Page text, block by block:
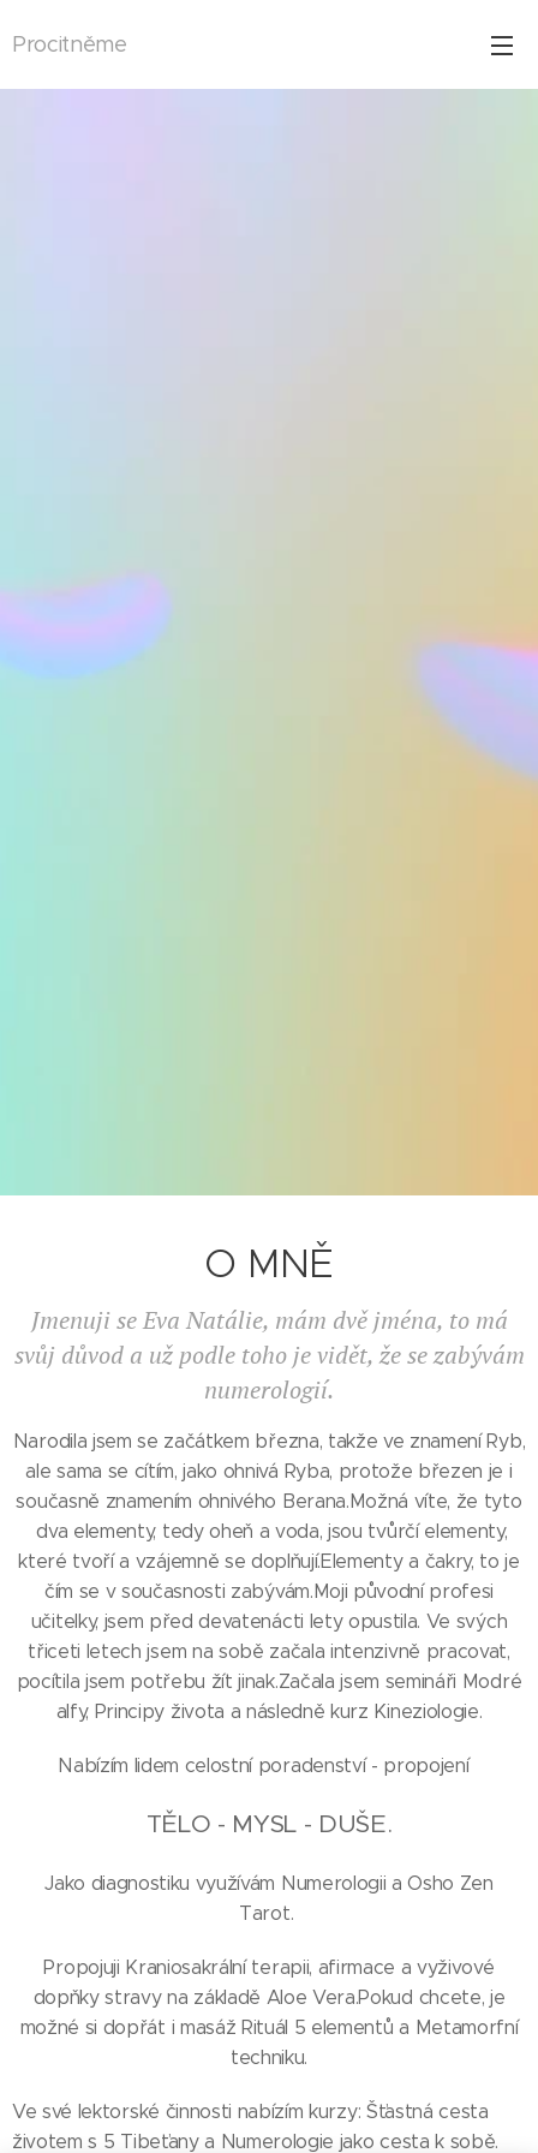
Procitněme
O MNĚ
Jmenuji se Eva Natálie, mám dvě jména, to má
svůj důvod a už podle toho je vidět, že se zabývám
numerologií.
Narodila jsem se začátkem března, takže ve znamení Ryb,
ale sama se cítím, jako ohnivá Ryba, protože březen je i
současně znamením ohnivého Berana.Možná víte, že tyto
dva elementy, tedy oheň a voda, jsou tvůrčí elementy,
které tvoří a vzájemně se doplňují.Elementy a čakry, to je
čím se v současnosti zabývám.Moji původní profesi
učitelky, jsem před devatenácti lety opustila. Ve svých
třiceti letech jsem na sobě začala intenzivně pracovat,
pocítila jsem potřebu žít jinak.Začala jsem semináři Modré
alfy, Principy života a následně kurz Kineziologie.
Nabízím lidem celostní poradenství - propojení
TĚLO - MYSL - DUŠE.
Jako diagnostiku využívám Numerologii a Osho Zen
Tarot.
Propojuji Kraniosakrální terapii, afirmace a vyživové
dopňky stravy na základě Aloe Vera.Pokud chcete, je
možné si dopřát i masáž Rituál 5 elementů a Metamorfní
techniku.
Ve své lektorské činnosti nabízím kurzy: Šťastná cesta
životem s 5 Tibeťany a Numerologie jako cesta k sobě.